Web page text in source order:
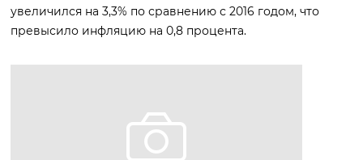
увеличился на 3,3% по сравнению с 2016 годом, что
превысило инфляцию на 0,8 процента.